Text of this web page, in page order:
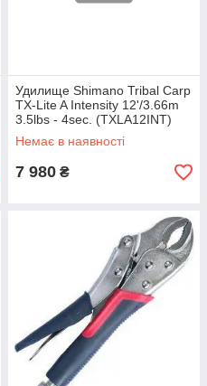
Удилище Shimano Tribal Carp
TX-Lite A Intensity 12'/3.66m
3.5lbs - 4sec. (TXLA12INT)
Немає в наявності
7 980 ₴